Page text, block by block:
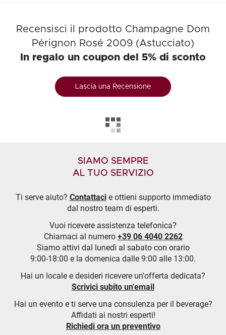
Recensisci il prodotto Champagne Dom
Pérignon Rosé 2009 (Astucciato)
In regalo un coupon del 5% di sconto
Lascia una Recensione
SIAMO SEMPRE
AL TUO SERVIZIO
Ti serve aiuto? Contattacie ottieni supporto immediato
dal nostro team di esperti.
Vuoi ricevere assistenza telefonica?
Chiamaci al numero +39 06 4040 2262
Siamo attivi dal lunedì al sabato con orario
9:00-18:00 e la domenica dalle 9:00 alle 13:00.
Hai un locale e desideri ricevere un'offerta dedicata?
Scrivici subito un'email
Hai un evento e ti serve una consulenza per il beverage?
Affidati ai nostri esperti!
Richiedi ora un preventivo